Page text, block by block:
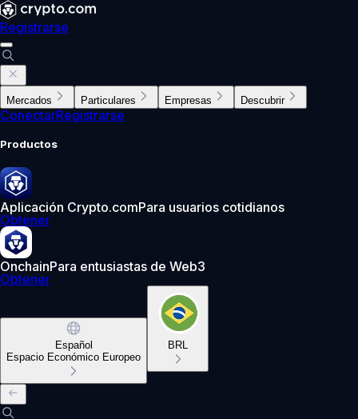
Registrarse
Mercados Particulares Empresas Descubrir
ConectarRegistrarse
Productos
Aplicación Crypto.comPara usuarios cotidianos
Obtener
OnchainPara entusiastas de Web3
Obtener
Español
Espacio Económico Europeo
BRL